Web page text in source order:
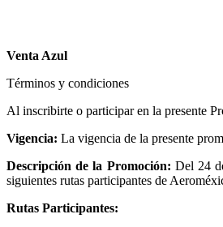
Venta Azul
Términos y condiciones
Al inscribirte o participar en la presente
Vigencia: La vigencia de la presente
Descripción de la Promoción: Del 24
siguientes rutas participantes de
Rutas Participantes: